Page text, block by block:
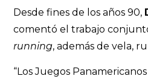
Desde fines de los años 90,
comentó el trabajo
running, además de vela,
“Los Juegos